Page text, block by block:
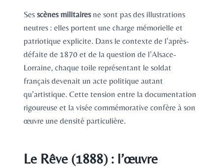
Ses scènes militairesne sont pas des illustrations
neutres : elles portent une charge mémorielle et
patriotique explicite. Dans le contexte de l’après-
défaite de 1870 et de la question de l’Alsace-
Lorraine, chaque toile représentant le soldat
français devenait un acte politique autant
qu’artistique. Cette tension entre la documentation
rigoureuse et la visée commémorative confère à son
œuvre une densité particulière.
Le Rêve (1888) : l’œuvre